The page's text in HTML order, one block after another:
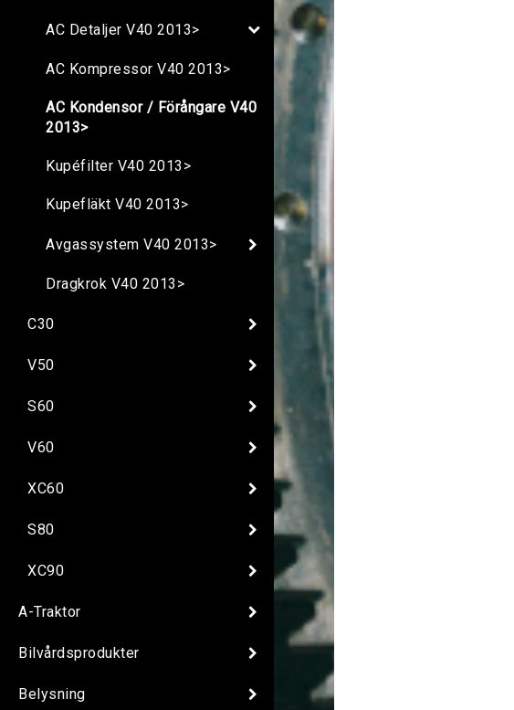
AC Detaljer V40 2013>
AC Kompressor V40 2013>
AC Kondensor / Förångare V40
2013>
Kupéfilter V40 2013>
Kupefläkt V40 2013>
Avgassystem V40 2013>
Dragkrok V40 2013>
C30
V50
S60
V60
XC60
S80
XC90
A-Traktor
Bilvårdsprodukter
Belysning